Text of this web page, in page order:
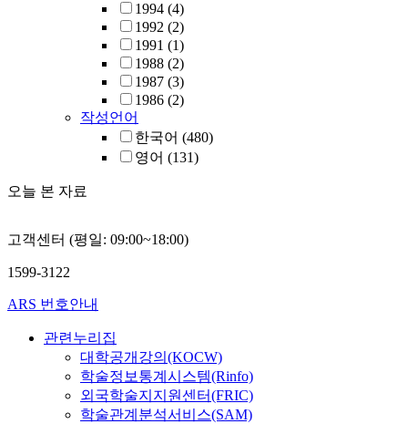
1994 (4)
1992 (2)
1991 (1)
1988 (2)
1987 (3)
1986 (2)
작성언어
한국어 (480)
영어 (131)
오늘 본 자료
고객센터 (평일: 09:00~18:00)
1599-3122
ARS 번호안내
관련누리집
대학공개강의(KOCW)
학술정보통계시스템(Rinfo)
외국학술지지원센터(FRIC)
학술관계분석서비스(SAM)